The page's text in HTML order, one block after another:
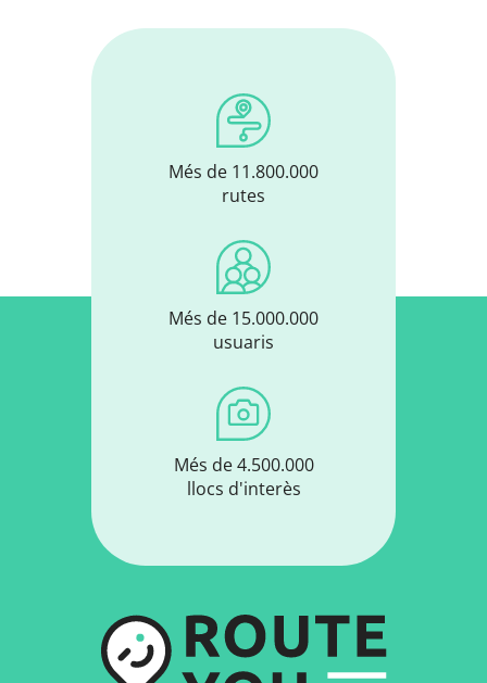
Més de 11.800.000
rutes
Més de 15.000.000
usuaris
Més de 4.500.000
llocs d'interès